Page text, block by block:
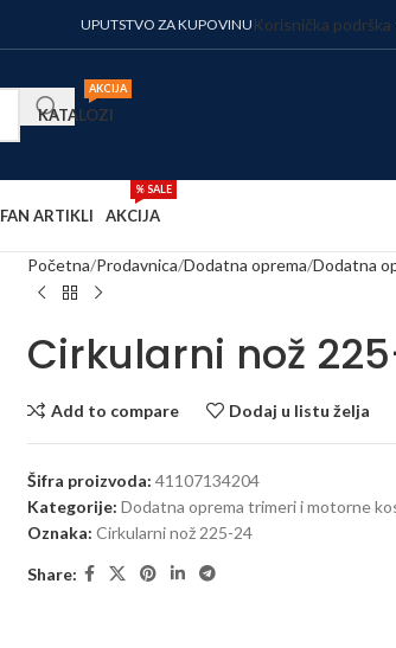
UPUTSTVO ZA KUPOVINU Korisnička podrška
KATALOZI
AKCIJA
FAN ARTIKLI AKCIJA
% SALE
Početna Prodavnica Dodatna oprema Dodatna
Cirkularni nož
Add to compare Dodaj u listu želja
Šifra proizvoda: 41107134204
Kategorije: Dodatna oprema trimeri i motorne
Oznaka: Cirkularni nož 225-24
Share: